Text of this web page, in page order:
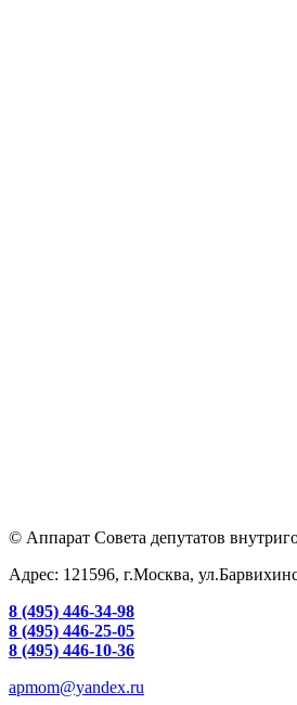
© Аппарат Совета депутатов
Адрес: 121596, г.Москва,
8 (495) 446-34-98
8 (495) 446-25-05
8 (495) 446-10-36
apmom@yandex.ru